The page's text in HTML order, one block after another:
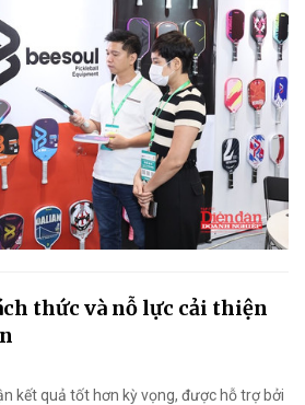
thức và nỗ lực cải thiện
kết quả tốt hơn kỳ vọng, được hỗ trợ bởi